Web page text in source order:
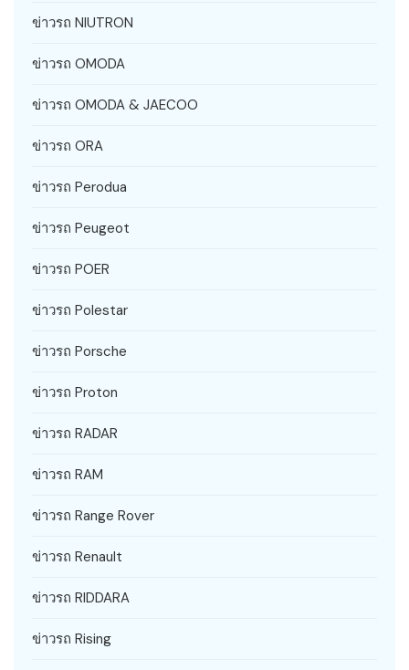
ข่าวรถ NIUTRON
ข่าวรถ OMODA
ข่าวรถ OMODA & JAECOO
ข่าวรถ ORA
ข่าวรถ Perodua
ข่าวรถ Peugeot
ข่าวรถ POER
ข่าวรถ Polestar
ข่าวรถ Porsche
ข่าวรถ Proton
ข่าวรถ RADAR
ข่าวรถ RAM
ข่าวรถ Range Rover
ข่าวรถ Renault
ข่าวรถ RIDDARA
ข่าวรถ Rising